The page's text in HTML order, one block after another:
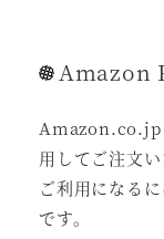
Amazon
Amazon.co.jp
用してご注文い
ご利用になる
です。